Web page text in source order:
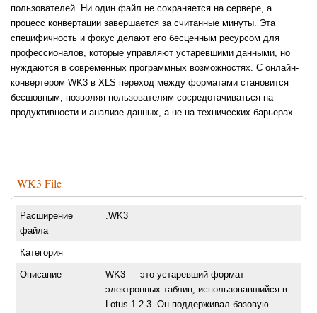
пользователей. Ни один файл не сохраняется на сервере, а
процесс конвертации завершается за считанные минуты. Эта
специфичность и фокус делают его бесценным ресурсом для
профессионалов, которые управляют устаревшими данными, но
нуждаются в современных программных возможностях. С онлайн-
конвертером WK3 в XLS переход между форматами становится
бесшовным, позволяя пользователям сосредотачиваться на
продуктивности и анализе данных, а не на технических барьерах.
WK3 File
Расширение
файла
.WK3
Категория
Описание
WK3 — это устаревший формат
электронных таблиц, использовавшийся в
Lotus 1-2-3. Он поддерживал базовую